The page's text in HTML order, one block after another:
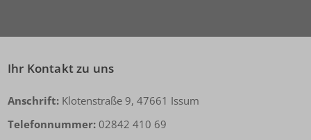
Ihr Kontakt zu uns
Anschrift: Klotenstraße 9, 47661 Issum
Telefonnummer: 02842 410 69